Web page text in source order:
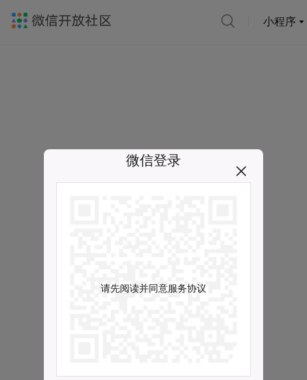
小程序
微信登录
请先阅读并同意服务协议